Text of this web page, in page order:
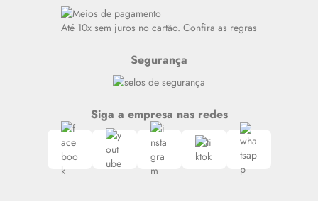
Siga nosso canal no Whatsapp
Até 10x sem juros no cartão. Confira as regras
Segurança
Siga a empresa nas redes